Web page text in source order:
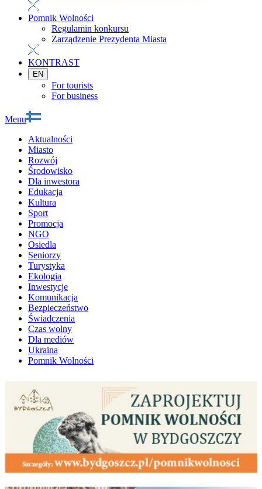
Pomnik Wolności
Regulamin konkursu
Zarządzenie Prezydenta Miasta
KONTRAST
EN
For tourists
For business
Menu
Aktualności
Miasto
Rozwój
Środowisko
Dla inwestora
Edukacja
Kultura
Sport
Promocja
NGO
Osiedla
Seniorzy
Turystyka
Ekologia
Inwestycje
Komunikacja
Bezpieczeństwo
Świadczenia
Czas wolny
Dla mediów
Ukraina
Pomnik Wolności